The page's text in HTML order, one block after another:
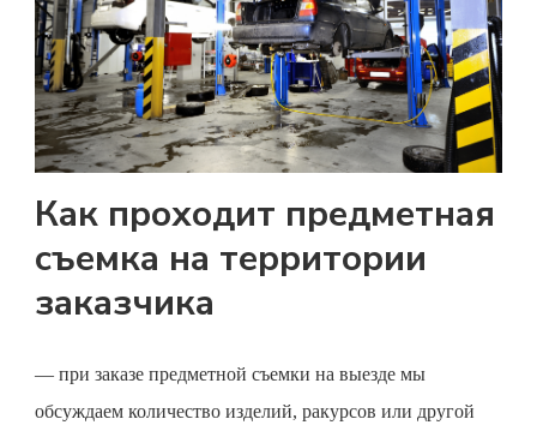
Как проходит предметная
съемка на территории
заказчика
— при заказе предметной съемки на выезде мы
обсуждаем количество изделий, ракурсов или другой